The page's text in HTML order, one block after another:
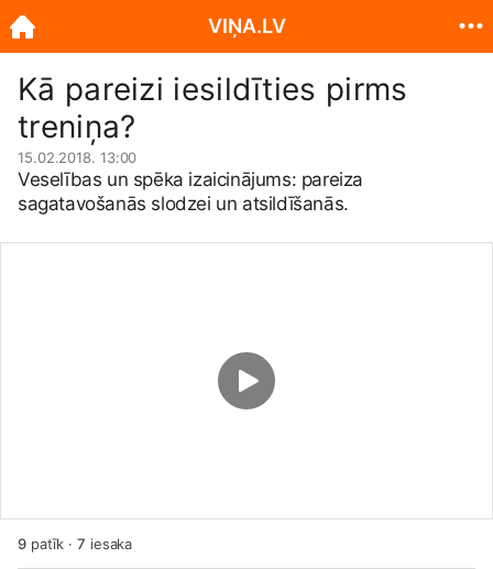
Kā pareizi iesildīties pirms
treniņa?
15.02.2018. 13:00
Veselības un spēka izaicinājums: pareiza
sagatavošanās slodzei un atsildīšanās.
9patīk ·7 iesaka
VIŅA.LV